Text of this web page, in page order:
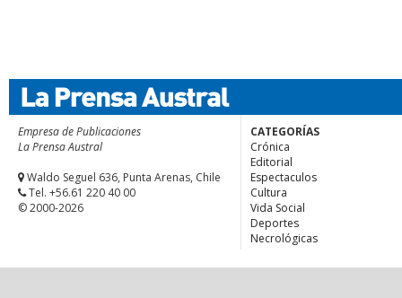
Empresa de Publicaciones
La Prensa Austral
Waldo Seguel 636, Punta Arenas, Chile
Tel. +56.61 220 40 00
© 2000-2026
CATEGORÍAS
Crónica
Editorial
Espectaculos
Cultura
Vida Social
Deportes
Necrológicas